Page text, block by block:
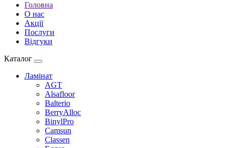
Головна
О нас
Акції
Послуги
Відгуки
Каталог
Ламінат
AGT
Alsafloor
Balterio
BerryAlloc
BinylPro
Camsun
Classen